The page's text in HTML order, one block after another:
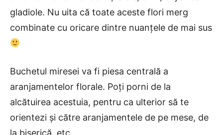
gladiole. Nu uita că toate aceste flori merg
combinate cu oricare dintre nuanțele de mai sus
Buchetul miresei va fi piesa centrală a
aranjamentelor florale. Poți porni de la
alcătuirea acestuia, pentru ca ulterior să te
orientezi și către aranjamentele de pe mese, de
la biserică, etc.